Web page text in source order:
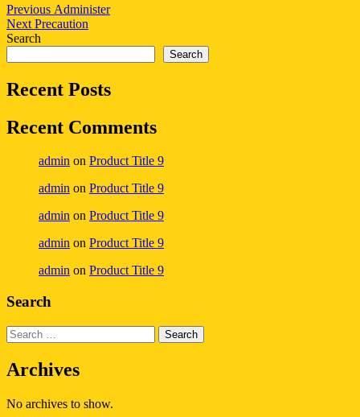
Post
navigation
Previous Previous
post:
Administer
Next Next
post:
Precaution
Search
Search
Recent Posts
Recent Comments
admin on Product Title 9
admin on Product Title 9
admin on Product Title 9
admin on Product Title 9
admin on Product Title 9
Search
Archives
No archives to show.